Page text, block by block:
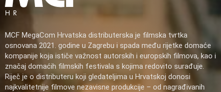
MCF MegaCom Hrvatska distributerska je filmska tvrtka
osnovana 2021. godine u Zagrebu i spada među rijetke domaće
kompanije koja ističe važnost autorskih i europskih filmova, kao i
značaj domaćih filmskih festivala s kojima redovito surađuje.
Riječ je o distributeru koji gledateljima u Hrvatskoj donosi
najkvalitetnije filmove nezavisne produkcije – od nagrađivanih